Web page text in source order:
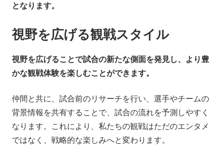
となります。
視野を広げる観戦スタイル
視野を広げることで試合の新たな側面を発見し、より豊
かな観戦体験を楽しむことができます。
仲間と共に、試合前のリサーチを行い、選手やチームの
背景情報を共有することで、試合の流れを予測しやすく
なります。これにより、私たちの観戦はただのエンタメ
ではなく、戦略的な楽しみへと変わります。